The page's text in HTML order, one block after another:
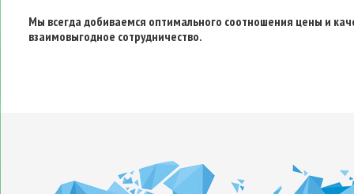
Мы всегда добиваемся оптимального соотношения цены и
взаимовыгодное сотрудничество.